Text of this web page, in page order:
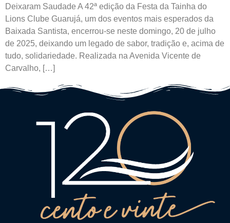
Deixaram Saudade A 42ª edição da Festa da Tainha do
Lions Clube Guarujá, um dos eventos mais esperados da
Baixada Santista, encerrou-se neste domingo, 20 de julho
de 2025, deixando um legado de sabor, tradição e, acima de
tudo, solidariedade. Realizada na Avenida Vicente de
Carvalho, […]